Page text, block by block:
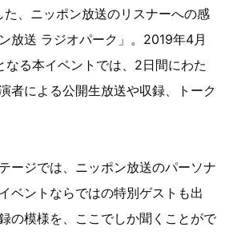
、ニッポン放送のリスナーへの感
放送 ラジオパーク」。2019年4月
なる本イベントでは、2日間にわた
者による公開生放送や収録、トーク
ージでは、ニッポン放送のパーソナ
ベントならではの特別ゲストも出
の模様を、ここでしか聞くことがで